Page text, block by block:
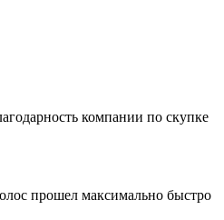
компании по скупке
прошел максимально быстро